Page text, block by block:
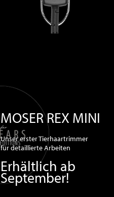
MOSER REX MINI
Unser erster Tierhaartrimmer
für detaillierte Arbeiten
Erhältlich ab
September!